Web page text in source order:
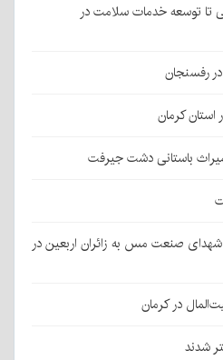
تا توسعه خدمات سلامت در
رفسنجان
کرمان
باستانی دشت جیرفت
صنعت مس به زائران اربعین در
در کرمان